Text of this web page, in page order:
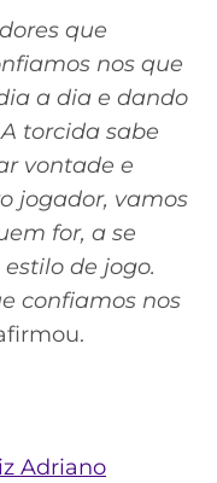
que
nos que
a dia e dando
torcida sabe
vontade e
jogador, vamos
for, a se
de jogo.
confiamos nos
Adriano